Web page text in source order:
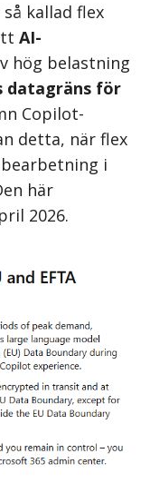
kallad flex
AI-
hög belastning
datagräns för
Copilot-
detta, när flex
i
här
2026.